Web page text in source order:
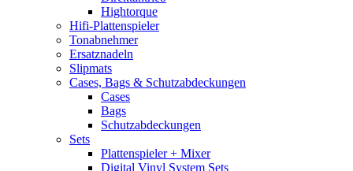
Hightorque
Hifi-Plattenspieler
Tonabnehmer
Ersatznadeln
Slipmats
Cases, Bags & Schutzabdeckungen
Cases
Bags
Schutzabdeckungen
Sets
Plattenspieler + Mixer
Digital Vinyl System Sets